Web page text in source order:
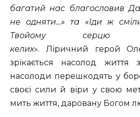
багатий нас благословив
не одняти…» та «Іди ж
Твойому серцю
келих». Ліричний герой
зрікається насолод життя
насолоди перешкодять у
своєї сили й віри у свою
мить життя, даровану Богом